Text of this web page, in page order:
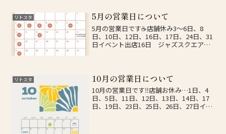
リトスタ 5月の営業日について
5月の営業日です☕️店舗休み3〜6日、8
日、10日、12日、16日、17日、24日、31
日イベント出店16日 ジャズスクエア🎺
リトスタ 10月の営業日について
10月の営業日です‼️店舗お休み…1日、4
日、5日、11日、12日、13日、14日、17
日、19日、23日、25日、26日、27日イベ